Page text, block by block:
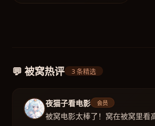
💬 被窝热评 3 条精选
夜猫子看电影 会员
被窝电影太棒了！窝在被窝里看